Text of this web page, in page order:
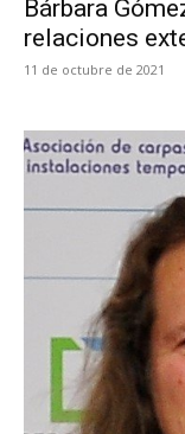
Bárbara
relaciones
11 de octubre de 2021